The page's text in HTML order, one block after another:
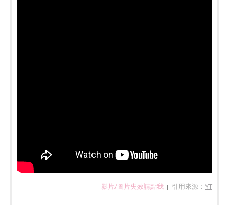
影片/圖片失效請點我 | 引用來源： YT